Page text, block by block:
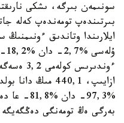
سونىمەن بىرگە، ىشكى
ايلارىندا وتاندىق ءونىمنىڭ
ازايىپ، 440,1
بەرگى ەڭ تومەنگى